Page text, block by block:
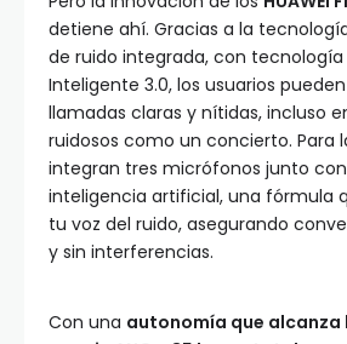
detiene ahí. Gracias a la
de ruido integrada, con
Inteligente 3.0, los usuarios
llamadas claras y nítidas, incluso
ruidosos como un concierto. Para
integran tres micrófonos junto
inteligencia artificial, una fórmula
tu voz del ruido, asegurando
y sin interferencias.
Con una autonomía que alcanza